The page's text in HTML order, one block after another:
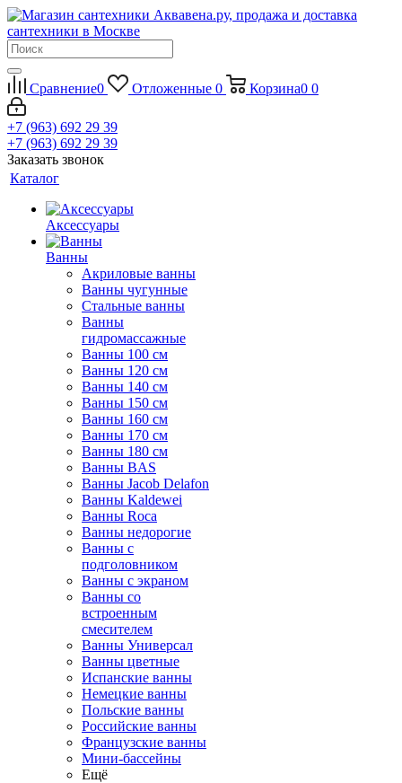
Сравнение0 Отложенные 0 Корзина0 0
+7 (963) 692 29 39
+7 (963) 692 29 39
Заказать звонок
Каталог
Аксессуары
Ванны
Акриловые ванны
Ванны чугунные
Стальные ванны
Ванны
гидромассажные
Ванны 100 см
Ванны 120 см
Ванны 140 см
Ванны 150 см
Ванны 160 см
Ванны 170 см
Ванны 180 см
Ванны BAS
Ванны Jacob Delafon
Ванны Kaldewei
Ванны Roca
Ванны недорогие
Ванны с
подголовником
Ванны с экраном
Ванны со
встроенным
смесителем
Ванны Универсал
Ванны цветные
Испанские ванны
Немецкие ванны
Польские ванны
Российские ванны
Французские ванны
Мини-бассейны
Ещё